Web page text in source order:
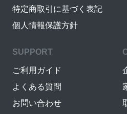
特定商取引に基づく表記
個人情報保護方針
SUPPORT
ご利用ガイド
よくある質問
お問い合わせ